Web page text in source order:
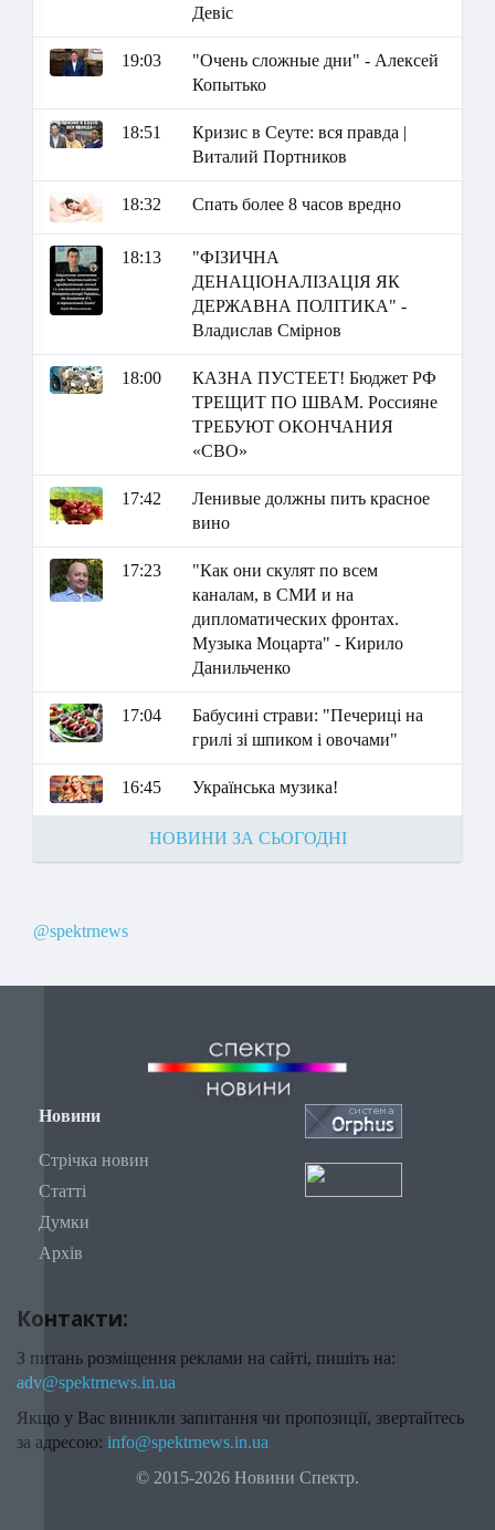
Девіс
19:03
"Очень сложные дни" - Алексей
Копытько
18:51
Кризис в Сеуте: вся правда |
Виталий Портников
18:32 Спать более 8 часов вредно
18:13
"ФІЗИЧНА
ДЕНАЦІОНАЛІЗАЦІЯ ЯК
ДЕРЖАВНА ПОЛІТИКА" -
Владислав Смірнов
18:00
КАЗНА ПУСТЕЕТ! Бюджет РФ
ТРЕЩИТ ПО ШВАМ. Россияне
ТРЕБУЮТ ОКОНЧАНИЯ
«СВО»
17:42
Ленивые должны пить красное
вино
17:23
"Как они скулят по всем
каналам, в СМИ и на
дипломатических фронтах.
Музыка Моцарта" - Кирило
Данильченко
17:04
Бабусині страви: "Печериці на
грилі зі шпиком і овочами"
16:45 Українська музика!
НОВИНИ ЗА СЬОГОДНІ
@spektrnews
Новини
Стрічка новин
Статті
Думки
Архів
Контакти:
З питань розміщення реклами на сайті, пишіть на:
adv@spektrnews.in.ua
Якщо у Вас виникли запитання чи пропозиції, звертайтесь
за адресою: info@spektrnews.in.ua
© 2015-2026 Новини Спектр.